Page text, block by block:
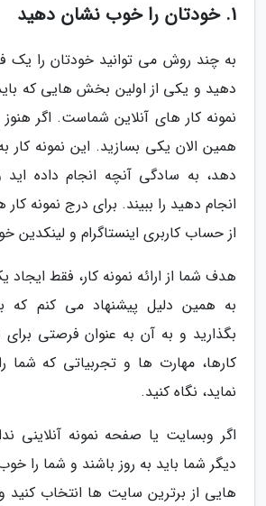
1. خودتان را خوب نشان دهید
به چند روش می توانید خودتان را یک
دهید و یکی از اولین بخش هایی که
نمونه کار های آنلاین شماست. اگر هنوز
همین الان یکی بسازید. این نمونه کار
دهد، به سادگی آنچه انجام داده اید
انجام دهید را ببیند. برای درج نمونه
از حساب کاربری اینستاگرام و لینکدین
هدف شما از ارائه نمونه کار، فقط
به همین دلیل پیشنهاد می کنم که
بگذارید و به آن به عنوان فرصتی
کارها، مهارت ها و تجربیاتی که شما
نماید، نگاه کنید.
اگر وبسایت یا صفحه نمونه آنلاینی
دیگر شما باید به روز باشند و شما را
هایی از برترین سایت ها انتخاب کنید